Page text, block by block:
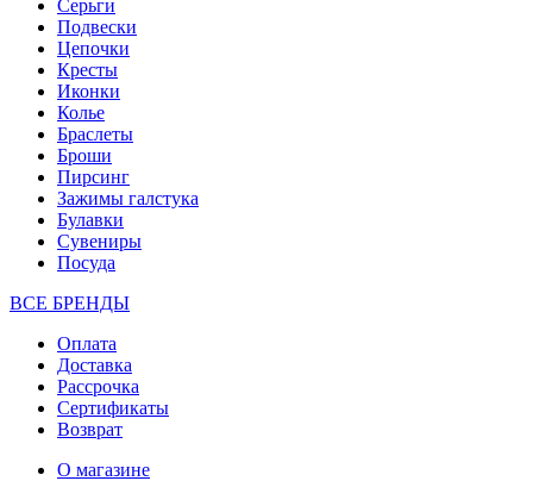
Серьги
Подвески
Цепочки
Кресты
Иконки
Колье
Браслеты
Броши
Пирсинг
Зажимы галстука
Булавки
Сувениры
Посуда
ВСЕ БРЕНДЫ
Оплата
Доставка
Рассрочка
Сертификаты
Возврат
О магазине